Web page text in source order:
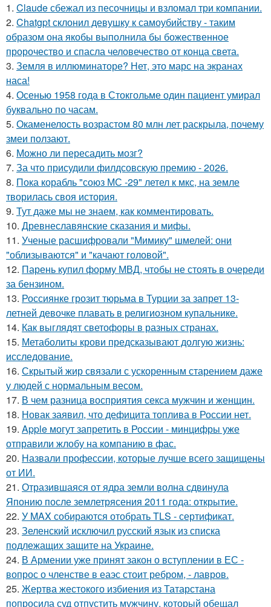
1. Claude сбежал из песочницы и взломал три компании.
2. Chatgpt склонил девушку к самоубийству - таким
образом она якобы выполнила бы божественное
пророчество и спасла человечество от конца света.
3. Земля в иллюминаторе? Нет, это марс на экранах
наса!
4. Осенью 1958 года в Стокгольме один пациент умирал
буквально по часам.
5. Окаменелость возрастом 80 млн лет раскрыла, почему
змеи ползают.
6. Можно ли пересадить мозг?
7. За что присудили филдсовскую премию - 2026.
8. Пока корабль "союз МС -29" летел к мкс, на земле
творилась своя история.
9. Тут даже мы не знаем, как комментировать.
10. Древнеславянские сказания и мифы.
11. Ученые расшифровали "Мимику" шмелей: они
"облизываются" и "качают головой".
12. Парень купил форму МВД, чтобы не стоять в очереди
за бензином.
13. Россиянке грозит тюрьма в Турции за запрет 13-
летней девочке плавать в религиозном купальнике.
14. Как выглядят светофоры в разных странах.
15. Метаболиты крови предсказывают долгую жизнь:
исследование.
16. Скрытый жир связали с ускоренным старением даже
у людей с нормальным весом.
17. В чем разница восприятия секса мужчин и женщин.
18. Новак заявил, что дефицита топлива в России нет.
19. Apple могут запретить в России - минцифры уже
отправили жлобу на компанию в фас.
20. Назвали профессии, которые лучше всего защищены
от ИИ.
21. Отразившаяся от ядра земли волна сдвинула
Японию после землетрясения 2011 года: открытие.
22. У MAX собираются отобрать TLS - сертификат.
23. Зеленский исключил русский язык из списка
подлежащих защите на Украине.
24. В Армении уже принят закон о вступлении в ЕС -
вопрос о членстве в еаэс стоит ребром, - лавров.
25. Жертва жестокого избиения из Татарстана
попросила суд отпустить мужчину, который обещал